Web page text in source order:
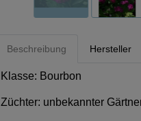
Beschreibung Hersteller
Klasse: Bourbon
Züchter: unbekannter